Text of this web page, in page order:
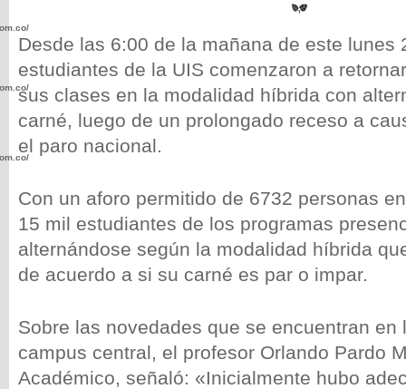
Desde las 6:00 de la mañana de este lunes
estudiantes de la UIS comenzaron a
sus clases en la modalidad híbrida con
carné, luego de un prolongado receso a
el paro nacional.
Con un aforo permitido de 6732 personas
15 mil estudiantes de los programas
alternándose según la modalidad híbrida
de acuerdo a si su carné es par o impar.
Sobre las novedades que se encuentran
campus central, el profesor Orlando Pardo
Académico, señaló: «Inicialmente hubo
wp-
wp-
wp-
wp-
wp-